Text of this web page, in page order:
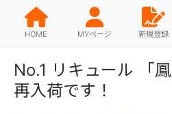
HOME MYページ 新規登録
No.1 リキュール 「
再入荷です！